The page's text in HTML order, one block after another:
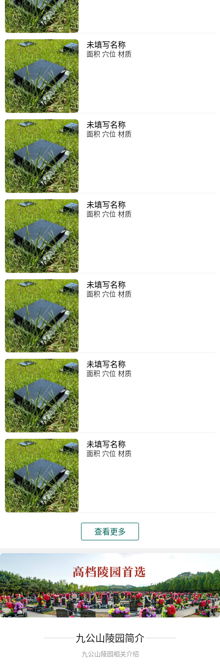
未填写名称
面积 穴位 材质
未填写名称
面积 穴位 材质
未填写名称
面积 穴位 材质
未填写名称
面积 穴位 材质
未填写名称
面积 穴位 材质
未填写名称
面积 穴位 材质
查看更多
九公山陵园简介
九公山陵园相关介绍